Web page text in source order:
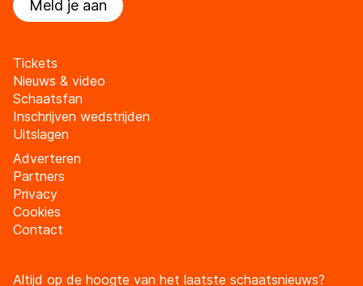
Meld je aan
Tickets
Nieuws & video
Schaatsfan
Inschrijven wedstrijden
Uitslagen
Adverteren
Partners
Privacy
Cookies
Contact
Altijd op de hoogte van het laatste schaatsnieuws?